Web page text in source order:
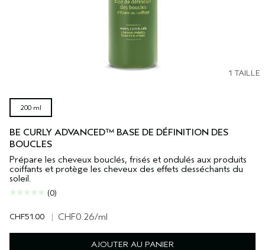
1 TAILLE
200 ml
BE CURLY ADVANCED™ BASE DE DÉFINITION DES
BOUCLES
Prépare les cheveux bouclés, frisés et ondulés aux produits
coiffants et protège les cheveux des effets desséchants du
soleil.
(0)
CHF51.00 | CHF0.26/ml
AJOUTER AU PANIER